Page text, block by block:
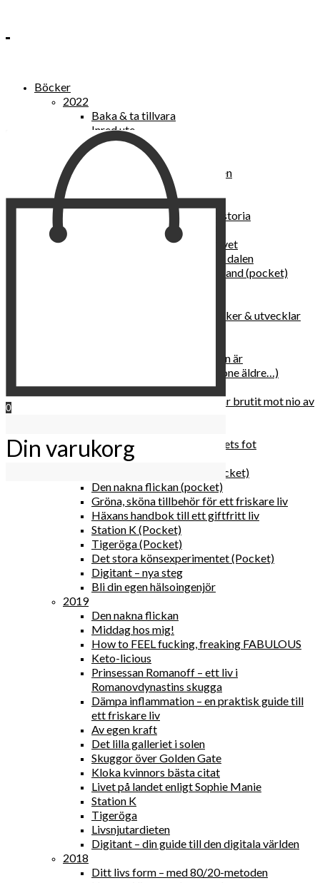
Böcker
2022
Baka & ta tillvara
Inred ute
Power Women
2021
Kvinnan som lekte med elden
“Vi vill nytt, vi begär plats”
Sånger vid avgrunden
Vattenvarelser : en kulturhistoria
Sannas fastebok
Happy skin : ung hud hela livet
Det lilla pensionatet i gröna dalen
I trygghetsnarkomanernas land (pocket)
Self Love – hur du läker, stärker & utvecklar
Hur du blir parisisk var du än är
Äldre och klokare (åtminstone äldre…)
Häxans kokbok
Gud gav oss tio bud – jag har brutit mot nio av
Den lilla vingården vid bergets fot
Happy me
Det lilla galleriet i solen (pocket)
Den nakna flickan (pocket)
Gröna, sköna tillbehör för ett friskare liv
Häxans handbok till ett giftfritt liv
Station K (Pocket)
Tigeröga (Pocket)
Det stora könsexperimentet (Pocket)
Digitant – nya steg
Bli din egen hälsoingenjör
2019
Den nakna flickan
Middag hos mig!
How to FEEL fucking, freaking FABULOUS
Keto-licious
Prinsessan Romanoff – ett liv i
Romanovdynastins skugga
Dämpa inflammation – en praktisk guide till
ett friskare liv
Av egen kraft
Det lilla galleriet i solen
Skuggor över Golden Gate
Kloka kvinnors bästa citat
Livet på landet enligt Sophie Manie
Station K
Tigeröga
Livsnjutardieten
Digitant – din guide till den digitala världen
2018
Ditt livs form – med 80/20-metoden
0
Din varukorg